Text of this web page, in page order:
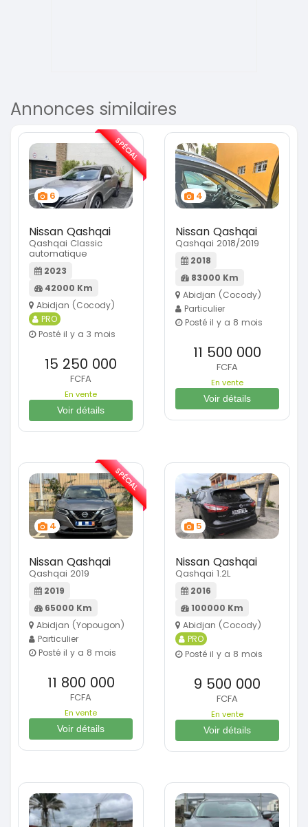
Annonces similaires
6
Nissan Qashqai
Qashqai Classic
automatique
2023
42000 Km
Abidjan (Cocody)
PRO
Posté il y a 3 mois
15 250 000
FCFA
En vente
Voir détails
SPÉCIAL
4
Nissan Qashqai
Qashqai 2018/2019
2018
83000 Km
Abidjan (Cocody)
Particulier
Posté il y a 8 mois
11 500 000
FCFA
En vente
Voir détails
4
Nissan Qashqai
Qashqai 2019
2019
65000 Km
Abidjan (Yopougon)
Particulier
Posté il y a 8 mois
11 800 000
FCFA
En vente
Voir détails
SPÉCIAL
5
Nissan Qashqai
Qashqai 1.2L
2016
100000 Km
Abidjan (Cocody)
PRO
Posté il y a 8 mois
9 500 000
FCFA
En vente
Voir détails